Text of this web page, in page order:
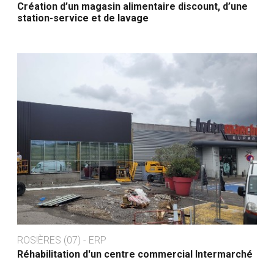
Création d’un magasin alimentaire discount, d’une
station-service et de lavage
ROS!ÈRES (07) - ERP
Réhabilitation d'un centre commercial Intermarché